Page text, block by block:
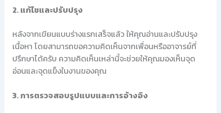
2. แก้ไขและปรับปรุง
หลังจากเขียนแบบร่างแรกเสร็จแล้ว ให้คุณอ่านและปรับปรุง
เนื้อหา โดยสามารถขอความคิดเห็นจากเพื่อนหรืออาจารย์ที่
ปรึกษาได้ครับ ความคิดเห็นเหล่านี้จะช่วยให้คุณมองเห็นจุด
อ่อนและจุดแข็งในงานของคุณ
3. การตรวจสอบรูปแบบและการอ้างอิง